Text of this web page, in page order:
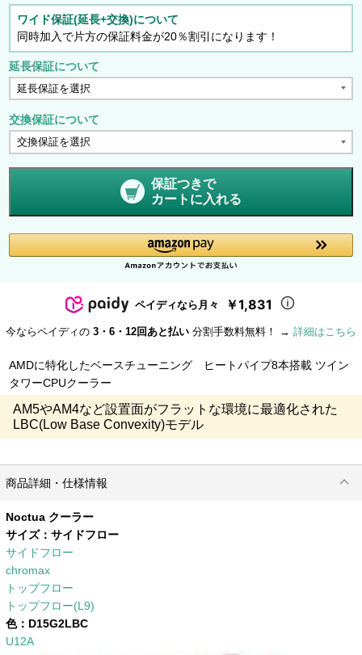
ワイド保証(延長+交換)について
同時加入で片方の保証料金が20％割引になります！
延長保証について
交換保証について
保証つきで
カートに入れる
ペイディなら月々 ￥1,831
今ならペイディの 3・6・12回あと払い 分割手数料無料！ → 詳細はこちら
AMDに特化したベースチューニング ヒートパイプ8本搭載 ツイン
タワーCPUクーラー
AM5やAM4など設置面がフラットな環境に最適化された
LBC(Low Base Convexity)モデル
商品詳細・仕様情報
Noctua クーラー
サイズ：サイドフロー
サイドフロー
chromax
トップフロー
トップフロー(L9)
色： D15G2LBC
U12A